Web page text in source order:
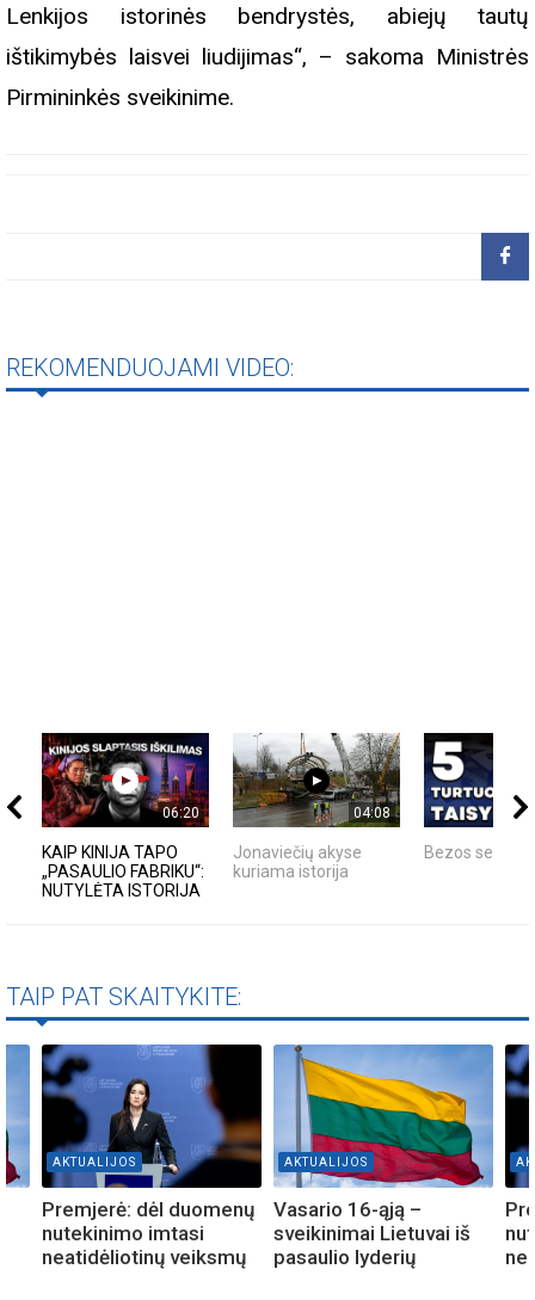
Lenkijos istorinės bendrystės, abiejų tautų
ištikimybės laisvei liudijimas“, – sakoma Ministrės
Pirmininkės sveikinime.
REKOMENDUOJAMI VIDEO:
06:20
KAIP KINIJA TAPO
„PASAULIO FABRIKU“:
NUTYLĖTA ISTORIJA
04:08
Jonaviečių akyse
kuriama istorija
Bezos secrets
TAIP PAT SKAITYKITE:
AKTUALIJOS
Premjerė: dėl duomenų
nutekinimo imtasi
neatidėliotinų veiksmų
AKTUALIJOS
Vasario 16-ąją –
sveikinimai Lietuvai iš
pasaulio lyderių